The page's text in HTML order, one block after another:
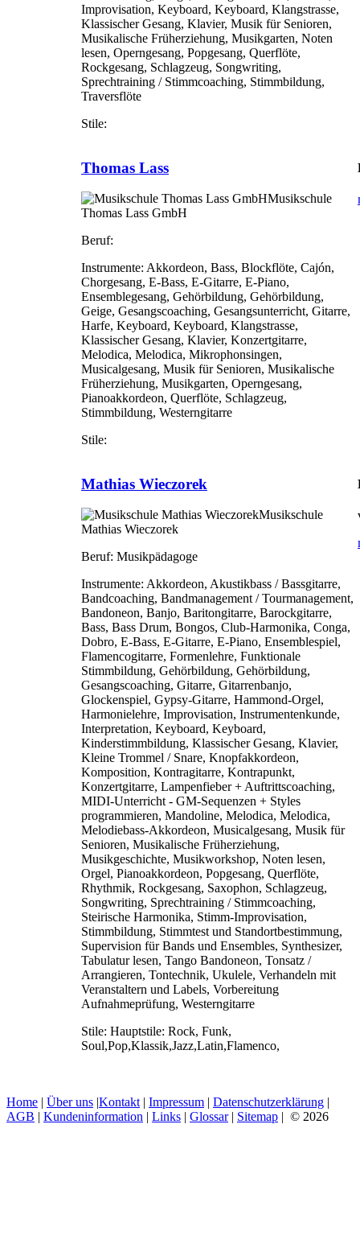
Improvisation, Keyboard, Keyboard, Klangstrasse,
Klassischer Gesang, Klavier, Musik für Senioren,
Musikalische Früherziehung, Musikgarten, Noten
lesen, Operngesang, Popgesang, Querflöte,
Rockgesang, Schlagzeug, Songwriting,
Sprechtraining / Stimmcoaching, Stimmbildung,
Traversflöte
Stile:
Thomas Lass
Musikschule
Thomas Lass GmbH
Beruf:
Instrumente: Akkordeon, Bass, Blockflöte, Cajón,
Chorgesang, E-Bass, E-Gitarre, E-Piano,
Ensemblegesang, Gehörbildung, Gehörbildung,
Geige, Gesangscoaching, Gesangsunterricht, Gitarre,
Harfe, Keyboard, Keyboard, Klangstrasse,
Klassischer Gesang, Klavier, Konzertgitarre,
Melodica, Melodica, Mikrophonsingen,
Musicalgesang, Musik für Senioren, Musikalische
Früherziehung, Musikgarten, Operngesang,
Pianoakkordeon, Querflöte, Schlagzeug,
Stimmbildung, Westerngitarre
Stile:
Mathias Wieczorek
Musikschule
Mathias Wieczorek
Beruf: Musikpädagoge
Instrumente: Akkordeon, Akustikbass / Bassgitarre,
Bandcoaching, Bandmanagement / Tourmanagement,
Bandoneon, Banjo, Baritongitarre, Barockgitarre,
Bass, Bass Drum, Bongos, Club-Harmonika, Conga,
Dobro, E-Bass, E-Gitarre, E-Piano, Ensemblespiel,
Flamencogitarre, Formenlehre, Funktionale
Stimmbildung, Gehörbildung, Gehörbildung,
Gesangscoaching, Gitarre, Gitarrenbanjo,
Glockenspiel, Gypsy-Gitarre, Hammond-Orgel,
Harmonielehre, Improvisation, Instrumentenkunde,
Interpretation, Keyboard, Keyboard,
Kinderstimmbildung, Klassischer Gesang, Klavier,
Kleine Trommel / Snare, Knopfakkordeon,
Komposition, Kontragitarre, Kontrapunkt,
Konzertgitarre, Lampenfieber + Auftrittscoaching,
MIDI-Unterricht - GM-Sequenzen + Styles
programmieren, Mandoline, Melodica, Melodica,
Melodiebass-Akkordeon, Musicalgesang, Musik für
Senioren, Musikalische Früherziehung,
Musikgeschichte, Musikworkshop, Noten lesen,
Orgel, Pianoakkordeon, Popgesang, Querflöte,
Rhythmik, Rockgesang, Saxophon, Schlagzeug,
Songwriting, Sprechtraining / Stimmcoaching,
Steirische Harmonika, Stimm-Improvisation,
Stimmbildung, Stimmtest und Standortbestimmung,
Supervision für Bands und Ensembles, Synthesizer,
Tabulatur lesen, Tango Bandoneon, Tonsatz /
Arrangieren, Tontechnik, Ukulele, Verhandeln mit
Veranstaltern und Labels, Vorbereitung
Aufnahmeprüfung, Westerngitarre
Stile: Hauptstile: Rock, Funk,
Soul,Pop,Klassik,Jazz,Latin,Flamenco,
Home | Über uns |Kontakt | Impressum | Datenschutzerklärung |
AGB | Kundeninformation | Links | Glossar| Sitemap | © 2026